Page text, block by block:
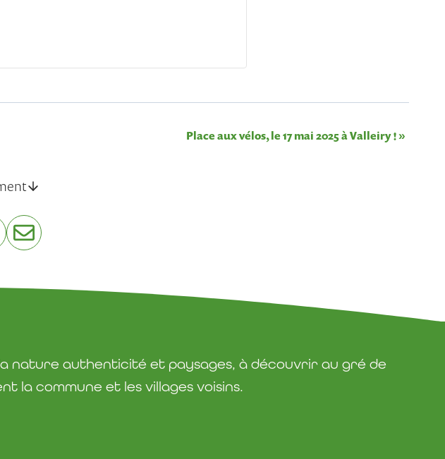
Place aux vélos, le 17 mai 2025 à Valleiry !»
nature authenticité et paysages, à découvrir au gré de
la commune et les villages voisins.